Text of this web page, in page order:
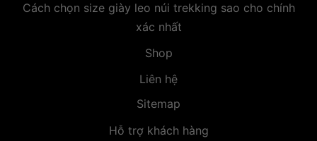
Cách chọn size giày leo núi trekking sao cho chính
xác nhất
Shop
Liên hệ
Sitemap
Hỗ trợ khách hàng